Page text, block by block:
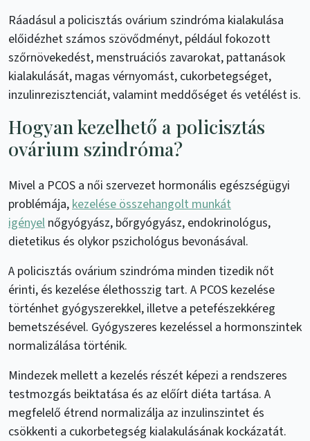
Ráadásul a policisztás ovárium szindróma kialakulása
előidézhet számos szövődményt, például fokozott
szőrnövekedést, menstruációs zavarokat, pattanások
kialakulását, magas vérnyomást, cukorbetegséget,
inzulinrezisztenciát, valamint meddőséget és vetélést is.
Hogyan kezelhető a policisztás
ovárium szindróma?
Mivel a PCOS a női szervezet hormonális egészségügyi
problémája, kezelése összehangolt munkát
igényel nőgyógyász, bőrgyógyász, endokrinológus,
dietetikus és olykor pszichológus bevonásával.
A policisztás ovárium szindróma minden tizedik nőt
érinti, és kezelése élethosszig tart. A PCOS kezelése
történhet gyógyszerekkel, illetve a petefészekkéreg
bemetszésével. Gyógyszeres kezeléssel a hormonszintek
normalizálása történik.
Mindezek mellett a kezelés részét képezi a rendszeres
testmozgás beiktatása és az előírt diéta tartása. A
megfelelő étrend normalizálja az inzulinszintet és
csökkenti a cukorbetegség kialakulásának kockázatát.